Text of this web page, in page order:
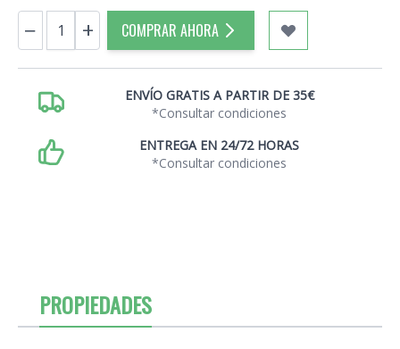
Cantidad
− + COMPRAR AHORA
ENVÍO GRATIS A PARTIR DE 35€
*Consultar condiciones
ENTREGA EN 24/72 HORAS
*Consultar condiciones
PROPIEDADES